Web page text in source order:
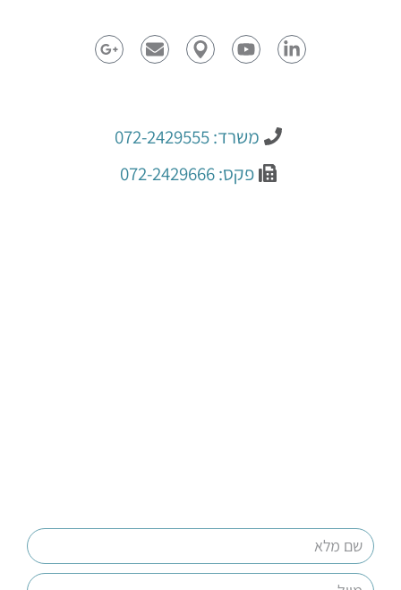
משרד: 072-2429555
פקס: 072-2429666